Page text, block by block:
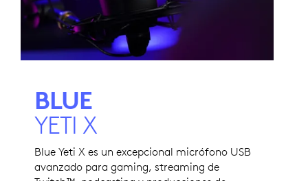
BLUE
YETI X
Blue Yeti X es un excepcional micrófono USB
avanzado para gaming, streaming de